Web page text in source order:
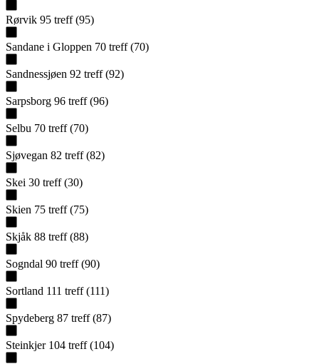
Rørvik 95 treff (95)
Sandane i Gloppen 70 treff (70)
Sandnessjøen 92 treff (92)
Sarpsborg 96 treff (96)
Selbu 70 treff (70)
Sjøvegan 82 treff (82)
Skei 30 treff (30)
Skien 75 treff (75)
Skjåk 88 treff (88)
Sogndal 90 treff (90)
Sortland 111 treff (111)
Spydeberg 87 treff (87)
Steinkjer 104 treff (104)